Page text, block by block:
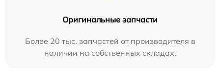
Оригинальные запчасти
Более 20 тыс. запчастей от производителя в
наличии на собственных складах.